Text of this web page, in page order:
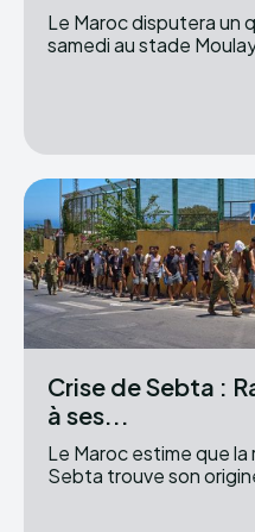
Le Maroc disputera un
samedi au stade
Crise de Sebta :
à ses...
Le Maroc estime que
Sebta trouve son